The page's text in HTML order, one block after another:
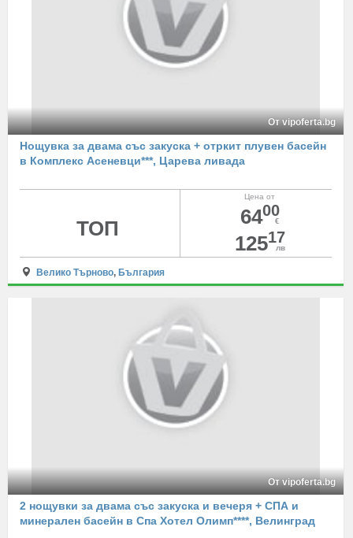
От vipoferta.bg
Нощувка за двама със закуска + отркит плувен басейн
в Комплекс Асеневци***, Царева ливада
Цена от
6400
€
12517
лв
ТОП
Велико Търново, България
От vipoferta.bg
2 нощувки за двама със закуска и вечеря + СПА и
минерален басейн в Спа Хотел Олимп****, Велинград